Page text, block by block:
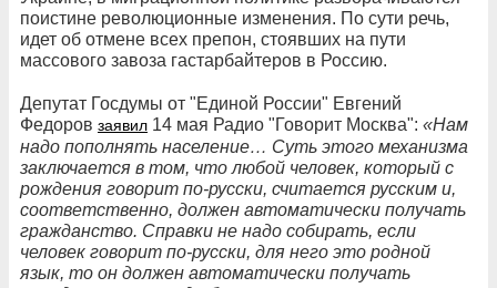
поистине революционные изменения. По сути речь,
идет об отмене всех препон, стоявших на пути
массового завоза гастарбайтеров в Россию.
Депутат Госдумы от "Единой России" Евгений
Федоров заявил 14 мая Радио "Говорит Москва": «Нам
надо пополнять население… Суть этого механизма
заключается в том, что любой человек, который с
рождения говорит по-русски, считается русским и,
соответственно, должен автоматически получать
гражданство. Справки не надо собирать, если
человек говорит по-русски, для него это родной
язык, то он должен автоматически получать